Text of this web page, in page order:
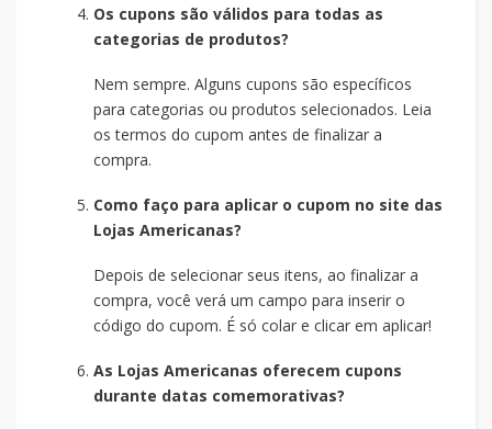
Os cupons são válidos para todas as
categorias de produtos?
Nem sempre. Alguns cupons são específicos
para categorias ou produtos selecionados. Leia
os termos do cupom antes de finalizar a
compra.
Como faço para aplicar o cupom no site das
Lojas Americanas?
Depois de selecionar seus itens, ao finalizar a
compra, você verá um campo para inserir o
código do cupom. É só colar e clicar em aplicar!
As Lojas Americanas oferecem cupons
durante datas comemorativas?